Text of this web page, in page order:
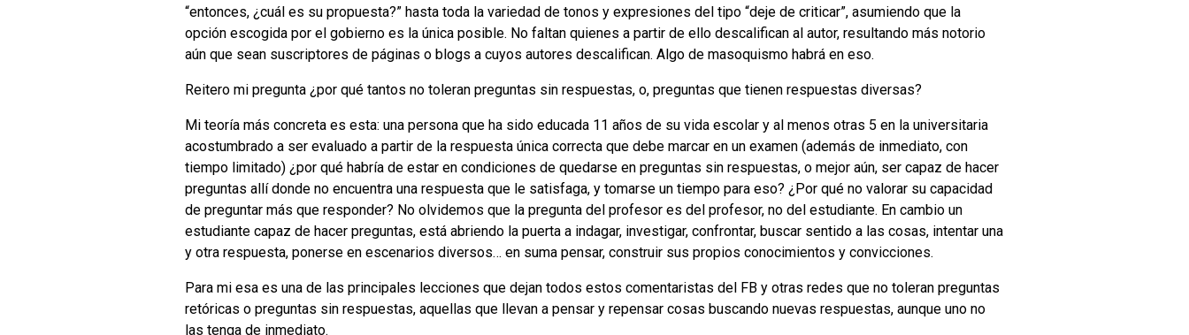
“entonces, ¿cuál es su propuesta?” hasta toda la variedad de tonos y expresiones del tipo “deje de criticar”, asumiendo que la
opción escogida por el gobierno es la única posible. No faltan quienes a partir de ello descalifican al autor, resultando más notorio
aún que sean suscriptores de páginas o blogs a cuyos autores descalifican. Algo de masoquismo habrá en eso.
Reitero mi pregunta ¿por qué tantos no toleran preguntas sin respuestas, o, preguntas que tienen respuestas diversas?
Mi teoría más concreta es esta: una persona que ha sido educada 11 años de su vida escolar y al menos otras 5 en la universitaria
acostumbrado a ser evaluado a partir de la respuesta única correcta que debe marcar en un examen (además de inmediato, con
tiempo limitado) ¿por qué habría de estar en condiciones de quedarse en preguntas sin respuestas, o mejor aún, ser capaz de hacer
preguntas allí donde no encuentra una respuesta que le satisfaga, y tomarse un tiempo para eso? ¿Por qué no valorar su capacidad
de preguntar más que responder? No olvidemos que la pregunta del profesor es del profesor, no del estudiante. En cambio un
estudiante capaz de hacer preguntas, está abriendo la puerta a indagar, investigar, confrontar, buscar sentido a las cosas, intentar una
y otra respuesta, ponerse en escenarios diversos… en suma pensar, construir sus propios conocimientos y convicciones.
Para mi esa es una de las principales lecciones que dejan todos estos comentaristas del FB y otras redes que no toleran preguntas
retóricas o preguntas sin respuestas, aquellas que llevan a pensar y repensar cosas buscando nuevas respuestas, aunque uno no
las tenga de inmediato.